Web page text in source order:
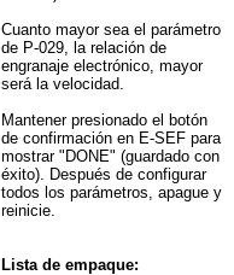
Cuanto mayor sea el parámetro
de P-029, la relación de
engranaje electrónico, mayor
será la velocidad.
Mantener presionado el botón
de confirmación en E-SEF para
mostrar "DONE" (guardado con
éxito). Después de configurar
todos los parámetros, apague y
reinicie.
Lista de empaque: